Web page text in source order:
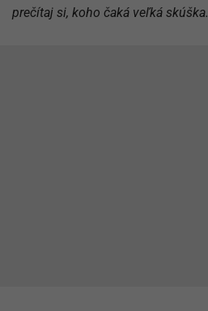
prečítaj si, koho čaká veľká skúška.